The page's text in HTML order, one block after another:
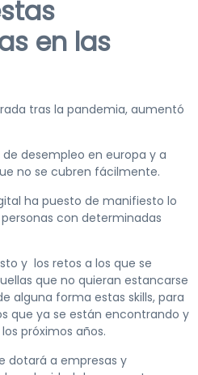
en las
tras la pandemia, aumentó
desempleo en europa y a
no se cubren fácilmente.
ha puesto de manifiesto lo
con determinadas
y los retos a los que se
que no quieran estancarse
alguna forma estas skills, para
que ya se están encontrando y
próximos años.
dotará a empresas y